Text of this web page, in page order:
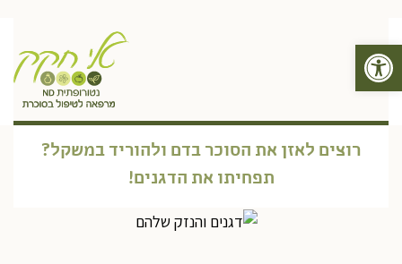
פתח סרגל נגישות
תפריט
רוצים לאזן את הסוכר בדם ולהוריד במשקל?
תפחיתו את הדגנים!